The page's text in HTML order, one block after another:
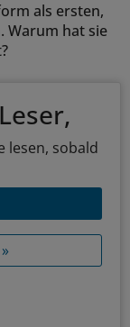
als ersten,
Warum hat sie
lesen, sobald